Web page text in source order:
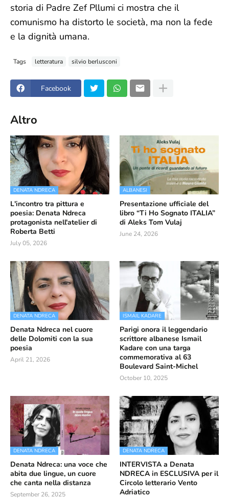
storia di Padre Zef Pllumi ci mostra che il
comunismo ha distorto le società, ma non la fede
e la dignità umana.
Tags letteratura silvio berlusconi
Facebook
Altro
DENATA NDRECA
L'incontro tra pittura e
poesia: Denata Ndreca
protagonista nell'atelier di
Roberta Betti
July 05, 2026
ALBANESI
Presentazione ufficiale del
libro “Ti Ho Sognato ITALIA”
di Aleks Tom Vulaj
June 24, 2026
DENATA NDRECA
Denata Ndreca nel cuore
delle Dolomiti con la sua
poesia
April 21, 2026
ISMAIL KADARE
Parigi onora il leggendario
scrittore albanese Ismail
Kadare con una targa
commemorativa al 63
Boulevard Saint-Michel
October 10, 2025
DENATA NDRECA
Denata Ndreca: una voce che
abita due lingue, un cuore
che canta nella distanza
September 26, 2025
DENATA NDRECA
INTERVISTA a Denata
NDRECA in ESCLUSIVA per il
Circolo letterario Vento
Adriatico